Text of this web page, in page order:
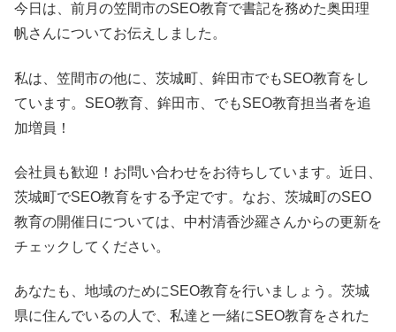
今日は、前月の笠間市のSEO教育で書記を務めた奥田理
帆さんについてお伝えしました。
私は、笠間市の他に、茨城町、鉾田市でもSEO教育をし
ています。SEO教育、鉾田市、でもSEO教育担当者を追
加増員！
会社員も歓迎！お問い合わせをお待ちしています。近日、
茨城町でSEO教育をする予定です。なお、茨城町のSEO
教育の開催日については、中村清香沙羅さんからの更新を
チェックしてください。
あなたも、地域のためにSEO教育を行いましょう。茨城
県に住んでいるの人で、私達と一緒にSEO教育をされた